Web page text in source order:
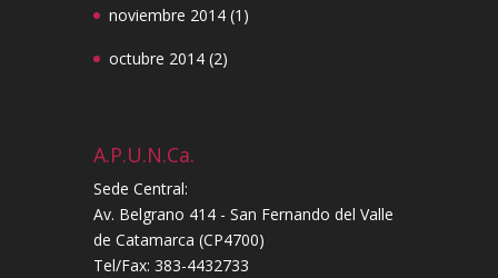
noviembre 2014 (1)
octubre 2014 (2)
A.P.U.N.Ca.
Sede Central:
Av. Belgrano 414 - San Fernando del Valle
de Catamarca (CP4700)
Tel/Fax: 383-4432733